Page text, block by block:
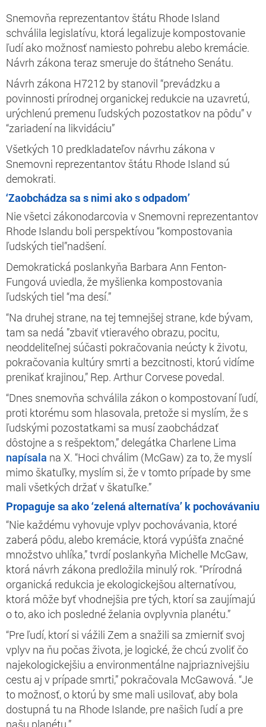
Snemovňa reprezentantov štátu Rhode Island
schválila legislatívu, ktorá legalizuje kompostovanie
ľudí ako možnosť namiesto pohrebu alebo kremácie.
Návrh zákona teraz smeruje do štátneho Senátu.
Návrh zákona H7212 by stanovil “prevádzku a
povinnosti prírodnej organickej redukcie na uzavretú,
urýchlenú premenu ľudských pozostatkov na pôdu” v
“zariadení na likvidáciu”
Všetkých 10 predkladateľov návrhu zákona v
Snemovni reprezentantov štátu Rhode Island sú
demokrati.
‘Zaobchádza sa s nimi ako s odpadom’
Nie všetci zákonodarcovia v Snemovni reprezentantov
Rhode Islandu boli perspektívou “kompostovania
ľudských tiel”nadšení.
Demokratická poslankyňa Barbara Ann Fenton-
Fungová uviedla, že myšlienka kompostovania
ľudských tiel “ma desí.”
“Na druhej strane, na tej temnejšej strane, kde bývam,
tam sa nedá ”zbaviť vtieravého obrazu, pocitu,
neoddeliteľnej súčasti pokračovania neúcty k životu,
pokračovania kultúry smrti a bezcitnosti, ktorú vidíme
prenikať krajinou,” Rep. Arthur Corvese povedal.
“Dnes snemovňa schválila zákon o kompostovaní ľudí,
proti ktorému som hlasovala, pretože si myslím, že s
ľudskými pozostatkami sa musí zaobchádzať
dôstojne a s rešpektom,” delegátka Charlene Lima
napísala na X. “Hoci chválim (McGaw) za to, že myslí
mimo škatuľky, myslím si, že v tomto prípade by sme
mali všetkých držať v škatuľke.”
Propaguje sa ako ‘zelená alternatíva’ k pochovávaniu
“Nie každému vyhovuje vplyv pochovávania, ktoré
zaberá pôdu, alebo kremácie, ktorá vypúšťa značné
množstvo uhlíka,” tvrdí poslankyňa Michelle McGaw,
ktorá návrh zákona predložila minulý rok. “Prírodná
organická redukcia je ekologickejšou alternatívou,
ktorá môže byť vhodnejšia pre tých, ktorí sa zaujímajú
o to, ako ich posledné želania ovplyvnia planétu.”
“Pre ľudí, ktorí si vážili Zem a snažili sa zmierniť svoj
vplyv na ňu počas života, je logické, že chcú zvoliť čo
najekologickejšiu a environmentálne najpriaznivejšiu
cestu aj v prípade smrti,” pokračovala McGawová. “Je
to možnosť, o ktorú by sme mali usilovať, aby bola
dostupná tu na Rhode Islande, pre našich ľudí a pre
našu planétu.”